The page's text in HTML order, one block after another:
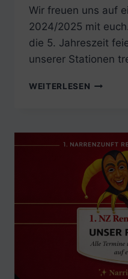
Wir freuen uns auf
2024/2025 mit
die 5. Jahreszeit
unserer Stationen
WEITERLESEN UNSER
2024/